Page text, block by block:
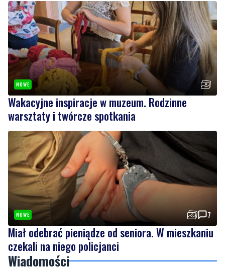
NOWE
Wakacyjne inspiracje w muzeum. Rodzinne
warsztaty i twórcze spotkania
NOWE
Miał odebrać pieniądze od seniora. W mieszkaniu
czekali na niego policjanci
Wiadomości
niedziela, 9 sierpnia 2026
Tu można znaleźć prawdziwe perełki. Pchli
targ cieszy się zainteresowaniem